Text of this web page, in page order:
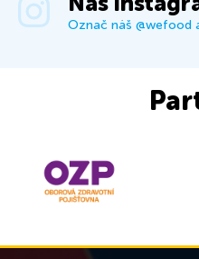
Náš
Označ náš @wefood